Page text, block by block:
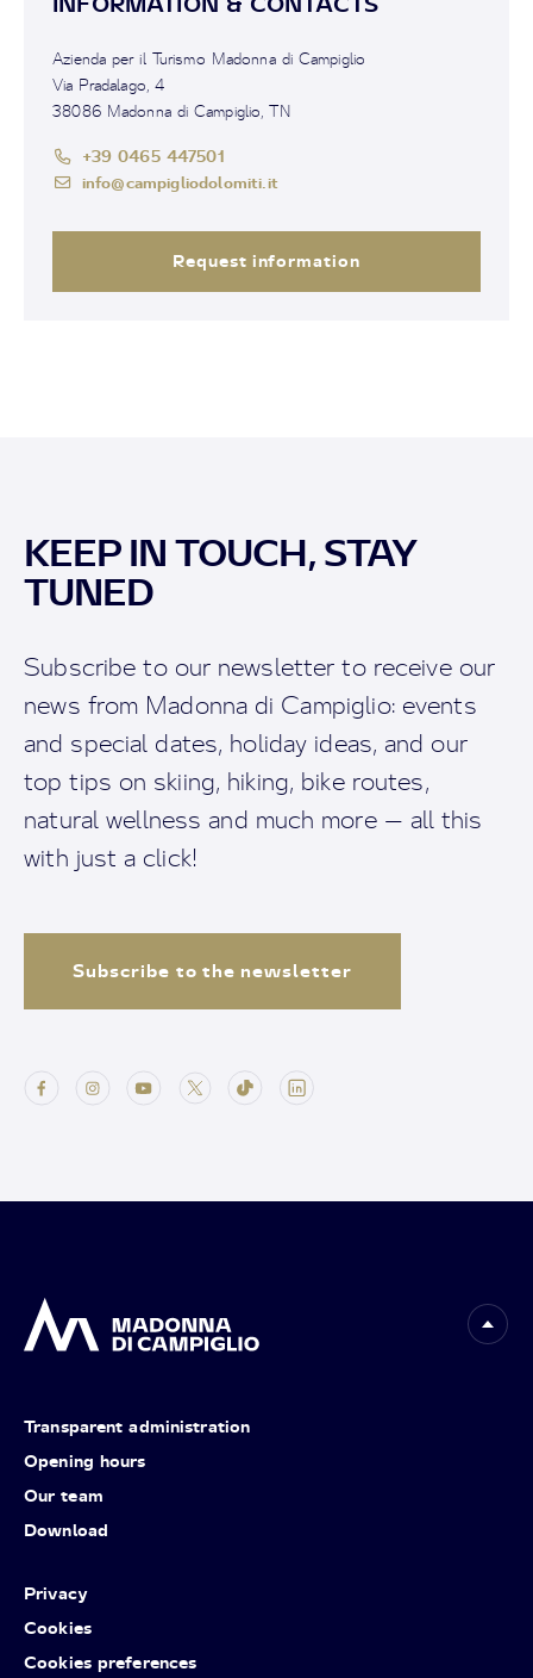
Azienda per il Turismo Madonna di Campiglio
Via Pradalago, 4
38086 Madonna di Campiglio, TN
+39 0465 447501
info@campigliodolomiti.it
Request information
KEEP IN TOUCH, STAY
TUNED
Subscribe to our newsletter to receive our
news from Madonna di Campiglio: events
and special dates, holiday ideas, and our
top tips on skiing, hiking, bike routes,
natural wellness and much more — all this
with just a click!
Subscribe to the newsletter
Transparent administration
Opening hours
Our team
Download
Privacy
Cookies
Cookies preferences